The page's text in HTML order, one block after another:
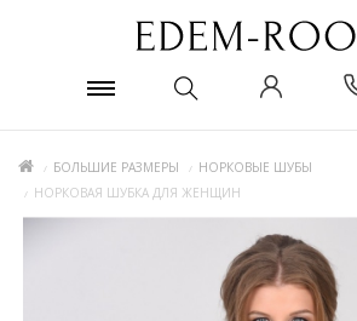
БОЛЬШИЕ РАЗМЕРЫ
НОРКОВЫЕ ШУБЫ
НОРКОВАЯ ШУБКА ДЛЯ ЖЕНЩИН